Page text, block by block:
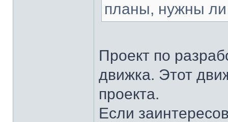
планы, нужны
Проект по
движка. Этот
проекта.
Если